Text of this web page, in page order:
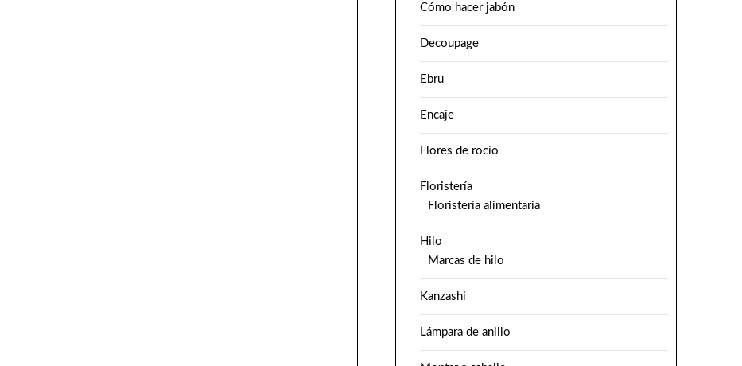
Cómo hacer jabón
Decoupage
Ebru
Encaje
Flores de rocío
Floristería
Floristería alimentaria
Hilo
Marcas de hilo
Kanzashi
Lámpara de anillo